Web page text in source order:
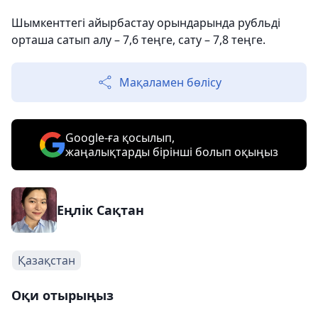
Шымкенттегі айырбастау орындарында рубльді
орташа сатып алу – 7,6 теңге, сату – 7,8 теңге.
Мақаламен бөлісу
Google-ға қосылып,
жаңалықтарды бірінші болып оқыңыз
Еңлік Сақтан
Қазақстан
Оқи отырыңыз